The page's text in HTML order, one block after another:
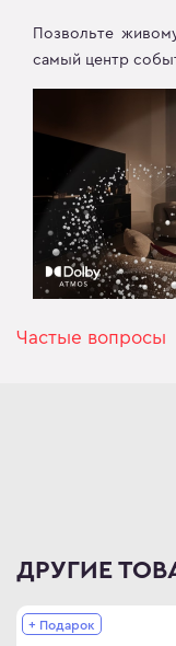
Позвольте
самый центр
Частые вопросы
ДРУГИЕ
+ Подарок